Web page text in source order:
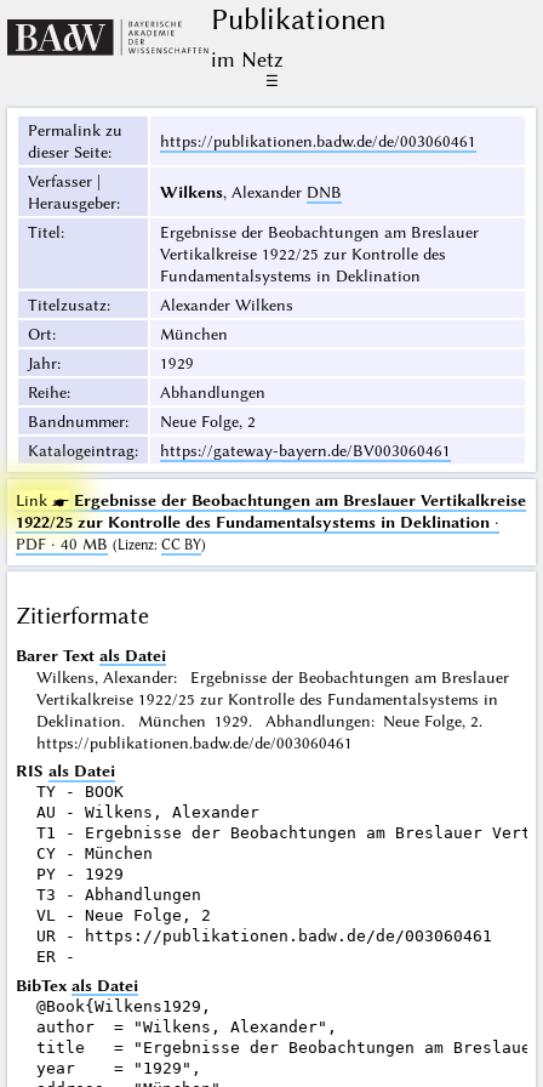
Publikationen
im Netz
☰
Permalink zu
dieser Seite:
https://publikationen.badw.de/de/003060461
Verfasser |
Herausgeber:
Wilkens, Alexander DNB
Titel:
Ergebnisse der Beobachtungen am Breslauer
Vertikalkreise 1922/25 zur Kontrolle des
Fundamentalsystems in Deklination
Titelzusatz:
Alexander Wilkens
Ort:
München
Jahr:
1929
Reihe:
Abhandlungen
Bandnummer:
Neue Folge, 2
Katalogeintrag: https://gateway-bayern.de/BV003060461
Link ☛ Ergebnisse der Beobachtungen am Breslauer Vertikalkreise
1922/25 zur Kontrolle des Fundamentalsystems in Deklination·
PDF · 40 MB (Lizenz: CC BY)
Zitierformate
Barer Text als Datei
Wilkens, Alexander: Ergebnisse der Beobachtungen am Breslauer
Vertikalkreise 1922/25 zur Kontrolle des Fundamentalsystems in
Deklination. München 1929. Abhandlungen: Neue Folge, 2.
https://publikationen.badw.de/de/003060461
RIS als Datei
TY - BOOK
AU - Wilkens, Alexander
T1 - Ergebnisse der Beobachtungen am Breslauer
CY - München
PY - 1929
T3 - Abhandlungen
VL - Neue Folge, 2
UR - https://publikationen.badw.de/de/003060461
BibTex als Datei
@Book{Wilkens1929,
author  = "Wilkens, Alexander",
title   = "Ergebnisse der Beobachtungen am
year    = "1929",